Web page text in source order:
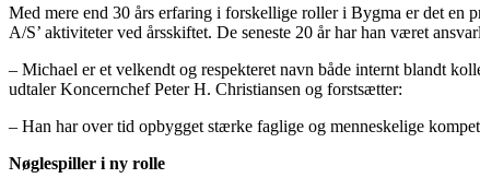
Med mere end 30 års erfaring i forskellige roller i Bygma er det
A/S’ aktiviteter ved årsskiftet. De seneste 20 år har han været
– Michael er et velkendt og respekteret navn både internt blandt
udtaler Koncernchef Peter H. Christiansen og forstsætter:
– Han har over tid opbygget stærke faglige og menneskelige
Nøglespiller i ny rolle